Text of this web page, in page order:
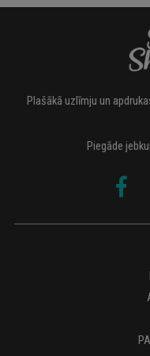
Plašākā uzlīmju un
Piegāde